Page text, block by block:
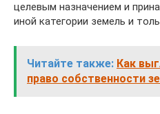
целевым назначением и
иной категории земель и
Читайте также: Как
право собственности